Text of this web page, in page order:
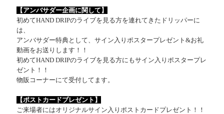
【アンバサダー企画に関して】
初めてHAND DRIPのライブを見る方を連れてきたドリッパーに
は、
アンバサダー特典として、サイン入りポスタープレゼント&お礼
動画をお送りします！！
初めてHAND DRIPのライブを見る方にもサイン入りポスタープレ
ゼント！！
物販コーナーにて受付してます。
【ポストカードブレゼント】
ご来場者にはオリジナルサイン入りポストカードプレゼント！！